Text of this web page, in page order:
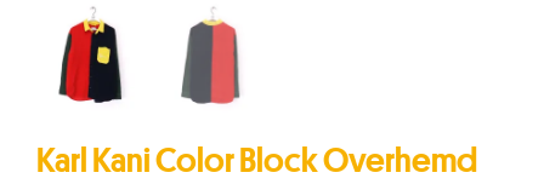
Karl Kani Color Block Overhemd